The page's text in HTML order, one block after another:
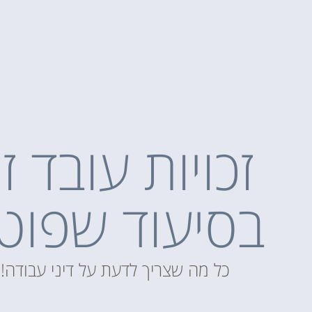
זכויות עובד
בסיעוד
כל מה שצריך לדעת על דיני עבודה!